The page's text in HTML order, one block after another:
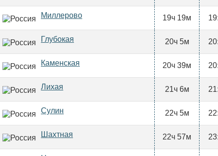
Миллерово 19ч 19м
Глубокая 20ч 5м
Каменская 20ч 39м
Лихая 21ч 6м
Сулин 22ч 5м
Шахтная 22ч 57м